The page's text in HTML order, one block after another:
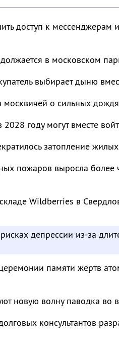
доступ к мессенджерам
в московском
выбирает дыню
о сильных
году могут вместе
затопление
пожаров выросла более
Wildberries в
депрессии из-за
памяти жертв
новую волну паводка во
консультантов